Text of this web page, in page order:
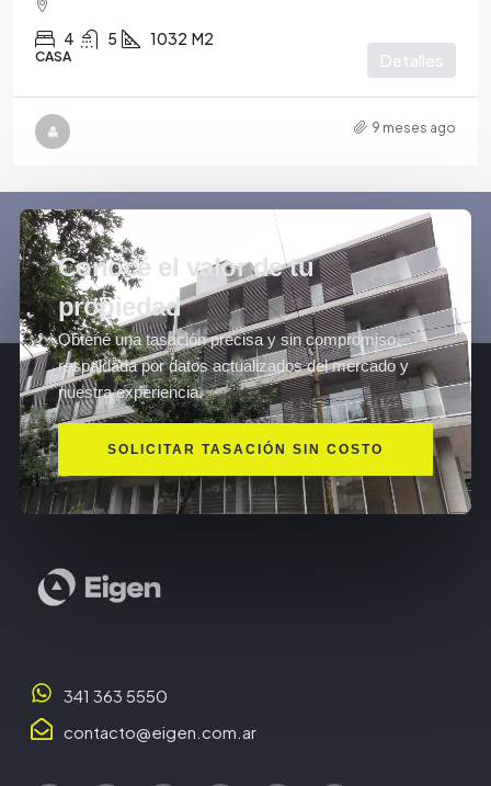
4 5 1032 M2
CASA Detalles
9 meses ago
Conocé el valor de tu
propiedad
Obtené una tasación precisa y sin compromiso,
respaldada por datos actualizados del mercado y
nuestra experiencia.
SOLICITAR TASACIÓN SIN COSTO
341 363 5550
contacto@eigen.com.ar